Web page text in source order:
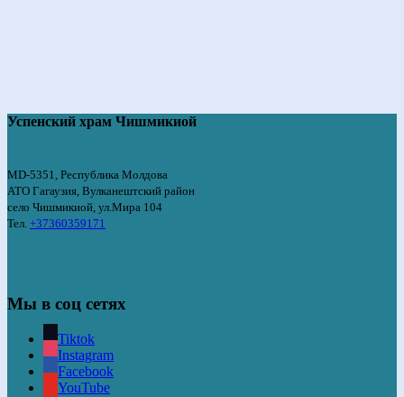
Успенский храм Чишмикиой
MD-5351, Республика Молдова
АТО Гагаузия, Вулканештский район
село Чишмикиой, ул.Мира 104
Тел. +37360359171
Мы в соц сетях
Tiktok
Instagram
Facebook
YouTube